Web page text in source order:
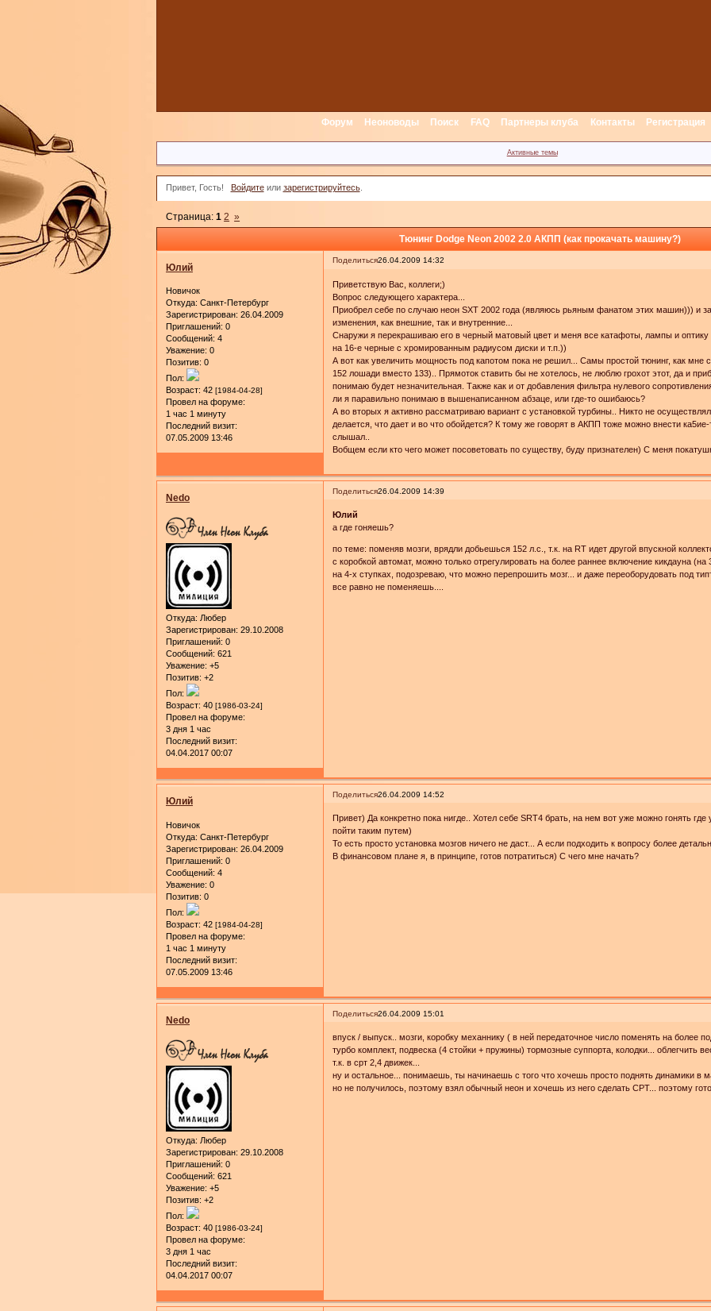
Форум Неоноводы Поиск FAQ Партнеры клуба Контакты Регистрация
Активные темы
Привет, Гость! Войдитеили зарегистрируйтесь.
Тюнинг Dodge Neon 2002 2.0 АКПП (как прокачать машину?)
Страница:1 2 »
Поделиться26.04.2009 14:32
Юлий
Новичок
Откуда: Санкт-Петербург
Зарегистрирован: 26.04.2009
Приглашений: 0
Сообщений: 4
Уважение: 0
Позитив: 0
Пол:
Возраст: 42 [1984-04-28]
Провел на форуме:
1 час 1 минуту
Последний визит:
07.05.2009 13:46
Приветствую Вас, коллеги;)
Вопрос следующего характера...
Приобрел себе по случаю неон SXT 2002 года (являюсь рьяным фанатом этих машин))) и
изменения, как внешние, так и внутренние...
Снаружи я перекрашиваю его в черный матовый цвет и меня все катафоты, лампы и оптику
на 16-е черные с хромированным радиусом диски и т.п.))
А вот как увеличить мощность под капотом пока не решил... Самы простой тюнинг, как мне
152 лошади вместо 133).. Прямоток ставить бы не хотелось, не люблю грохот этот, да и
понимаю будет незначительная. Также как и от добавления фильтра нулевого
ли я паравильно понимаю в вышенаписанном абзаце, или где-то ошибаюсь?
А во вторых я активно рассматриваю вариант с установкой турбины.. Никто не
делается, что дает и во что обойдется? К тому же говорят в АКПП тоже можно внести
слышал..
Вобщем если кто чего может посоветовать по существу, буду признателен) С меня
Поделиться26.04.2009 14:39
Nedo
Откуда: Любер
Зарегистрирован: 29.10.2008
Приглашений: 0
Сообщений: 621
Уважение: +5
Позитив: +2
Пол:
Возраст: 40 [1986-03-24]
Провел на форуме:
3 дня 1 час
Последний визит:
04.04.2017 00:07
Юлий
а где гоняешь?
по теме: поменяв мозги, врядли добьешься 152 л.с., т.к. на RT идет другой впускной
с коробкой автомат, можно только отрегулировать на более раннее включение кикдауна (на
на 4-х ступках, подозреваю, что можно перепрошить мозг... и даже переоборудовать под
все равно не поменяешь....
Поделиться26.04.2009 14:52
Юлий
Новичок
Откуда: Санкт-Петербург
Зарегистрирован: 26.04.2009
Приглашений: 0
Сообщений: 4
Уважение: 0
Позитив: 0
Пол:
Возраст: 42 [1984-04-28]
Провел на форуме:
1 час 1 минуту
Последний визит:
07.05.2009 13:46
Привет) Да конкретно пока нигде.. Хотел себе SRT4 брать, на нем вот уже можно гонять
пойти таким путем)
То есть просто установка мозгов ничего не даст... А если подходить к вопросу более
В финансовом плане я, в принципе, готов потратиться) С чего мне начать?
Поделиться26.04.2009 15:01
Nedo
Откуда: Любер
Зарегистрирован: 29.10.2008
Приглашений: 0
Сообщений: 621
Уважение: +5
Позитив: +2
Пол:
Возраст: 40 [1986-03-24]
Провел на форуме:
3 дня 1 час
Последний визит:
04.04.2017 00:07
впуск / выпуск.. мозги, коробку механнику ( в ней передаточное число поменять на более
турбо комплект, подвеска (4 стойки + пружины) тормозные суппорта, колодки... облегчить
т.к. в срт 2,4 движек...
ну и остальное... понимаешь, ты начинаешь с того что хочешь просто поднять динамики в
но не получилось, поэтому взял обычный неон и хочешь из него сделать СРТ... поэтому